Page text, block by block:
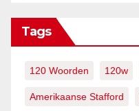
Tags
120 Woorden 120w
Amerikaanse Stafford